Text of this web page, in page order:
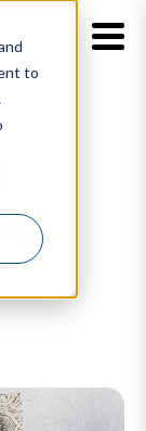
to